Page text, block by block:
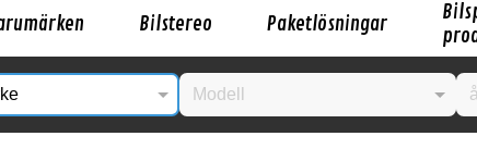
Bilstereo Paketlösningar